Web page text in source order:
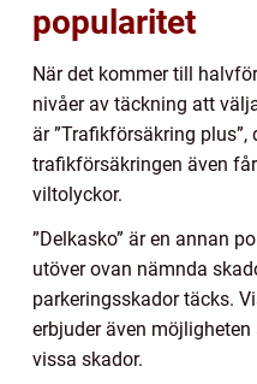
popularitet
När det kommer till
nivåer av täckning att
är ”Trafikförsäkring plus”,
trafikförsäkringen även
viltolyckor.
”Delkasko” är en annan
utöver ovan nämnda
parkeringsskador täcks.
erbjuder även
vissa skador.